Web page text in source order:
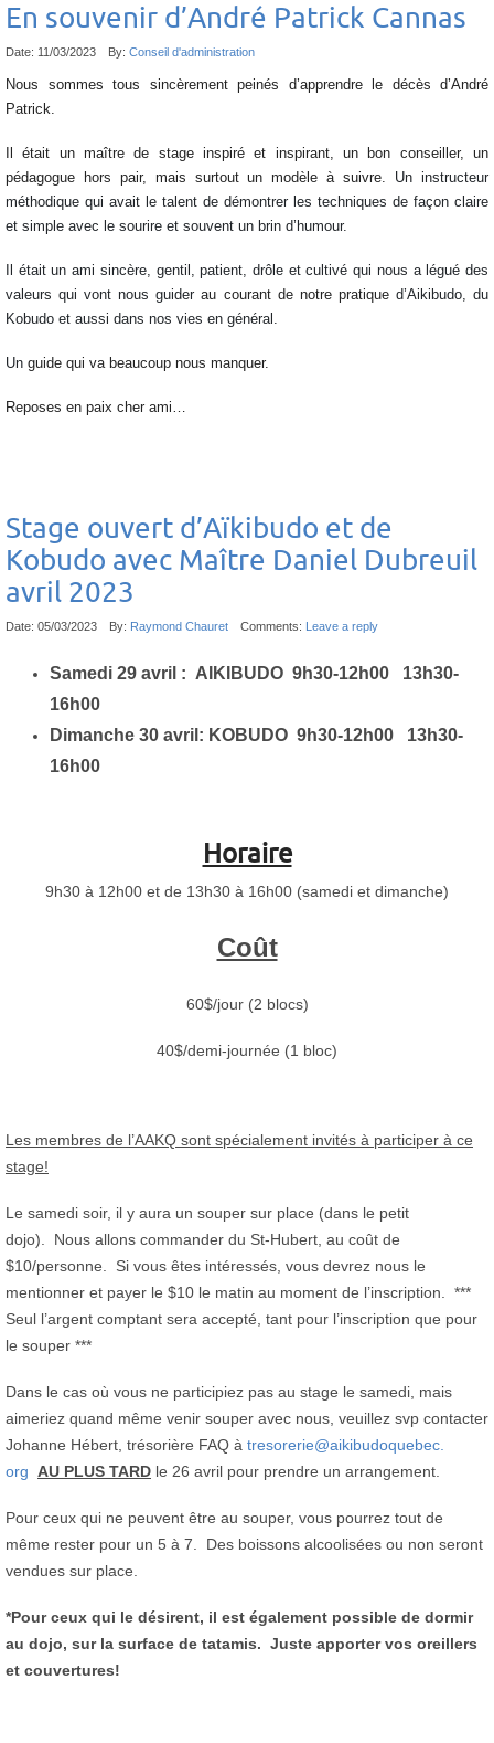
En souvenir d’André Patrick Cannas
Date: 11/03/2023 By: Conseil d'administration
Nous sommes tous sincèrement peinés d’apprendre le décès d’André
Patrick.
Il était un maître de stage inspiré et inspirant, un bon conseiller, un
pédagogue hors pair, mais surtout un modèle à suivre. Un instructeur
méthodique qui avait le talent de démontrer les techniques de façon claire
et simple avec le sourire et souvent un brin d’humour.
Il était un ami sincère, gentil, patient, drôle et cultivé qui nous a légué des
valeurs qui vont nous guiderau courant de notre pratiqued’Aikibudo, du
Kobudo et aussi dans nos vies en général.
Un guide qui va beaucoup nous manquer.
Reposes en paix cher ami…
Stage ouvert d’Aïkibudo et de
Kobudo avec Maître Daniel Dubreuil
avril 2023
Date: 05/03/2023 By: Raymond Chauret Comments: Leave a reply
Samedi 29 avril : AIKIBUDO 9h30-12h00
13h30-
16h00
Dimanche 30 avril: KOBUDO 9h30-12h00 13h30-
16h00
Horaire
9h30 à 12h00 et de 13h30 à 16h00 (samedi et dimanche)
Coût
60$/jour (2 blocs)
40$/demi-journée (1 bloc)
Les membres de l’AAKQ sont spécialement invités à participer à ce
stage!
Le samedi soir, il y aura un souper sur place (dans le petit
dojo). Nous allons commander du St-Hubert, au coût de
$10/personne. Si vous êtes intéressés, vous devrez nous le
mentionner et payer le $10 le matin au moment de l’inscription. ***
Seul l’argent comptant sera accepté, tant pour l’inscription que pour
le souper ***
Dans le cas où vous ne participiez pas au stage le samedi, mais
aimeriez quand même venir souper avec nous, veuillez svp contacter
Johanne Hébert, trésorière FAQ à tresorerie@aikibudoquebec.
org AU PLUS TARD le 26 avril pour prendre un arrangement.
Pour ceux qui ne peuvent être au souper, vous pourrez tout de
même rester pour un 5 à 7. Des boissons alcoolisées ou non seront
vendues sur place.
*Pour ceux qui le désirent, il est également possible de dormir
au dojo, sur la surface de tatamis. Juste apporter vos oreillers
et couvertures!